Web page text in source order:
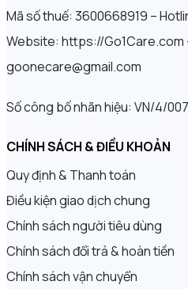
Mã số thuế: 3600668919 –
Website: https://Go1Care.com
goonecare@gmail.com
Số công bố nhãn hiệu: VN/4/
CHÍNH SÁCH & ĐIỀU KHOẢN
Quy định & Thanh toán
Điều kiện giao dịch chung
Chính sách người tiêu dùng
Chính sách đổi trả & hoàn tiền
Chính sách vận chuyển